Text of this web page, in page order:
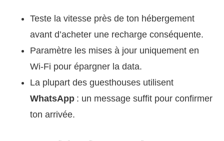
Teste la vitesse près de ton hébergement
avant d’acheter une recharge conséquente.
Paramètre les mises à jour uniquement en
Wi‑Fi pour épargner la data.
La plupart des guesthouses utilisent
WhatsApp : un message suffit pour confirmer
ton arrivée.